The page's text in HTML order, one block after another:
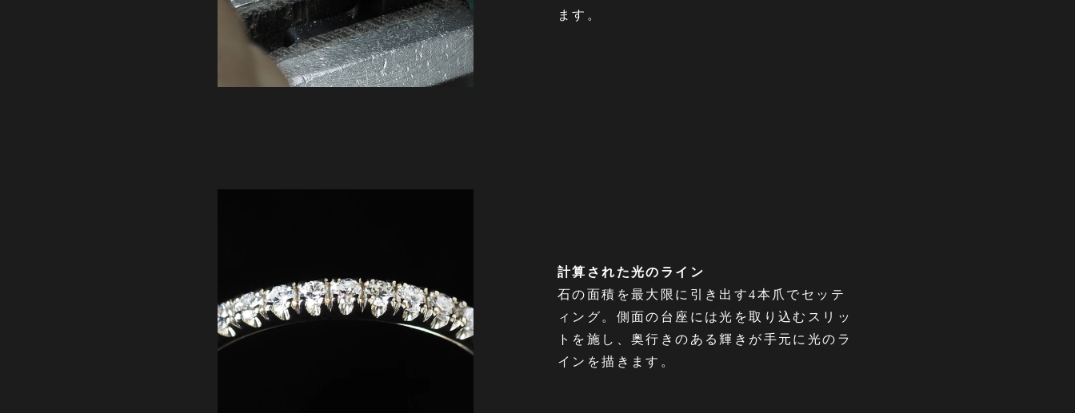
ます。
計算された光のライン
石の面積を最大限に引き出す4本爪でセッテ
ィング。側面の台座には光を取り込むスリッ
トを施し、奥行きのある輝きが手元に光のラ
インを描きます。